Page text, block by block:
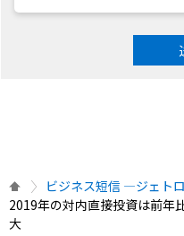
ビジネス短信 ―ジェト
2019年の対内直接投資は前年
大